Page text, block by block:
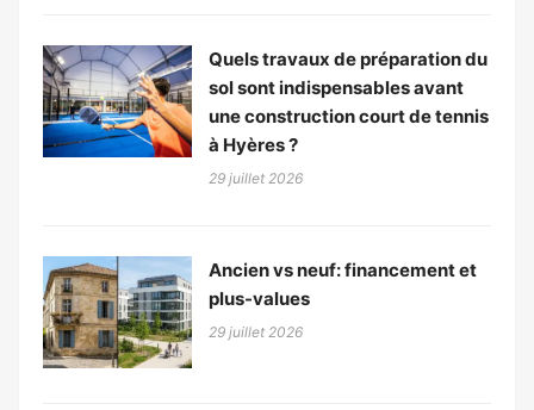
Quels travaux de préparation du
sol sont indispensables avant
une construction court de tennis
à Hyères ?
29 juillet 2026
Ancien vs neuf: financement et
plus-values
29 juillet 2026